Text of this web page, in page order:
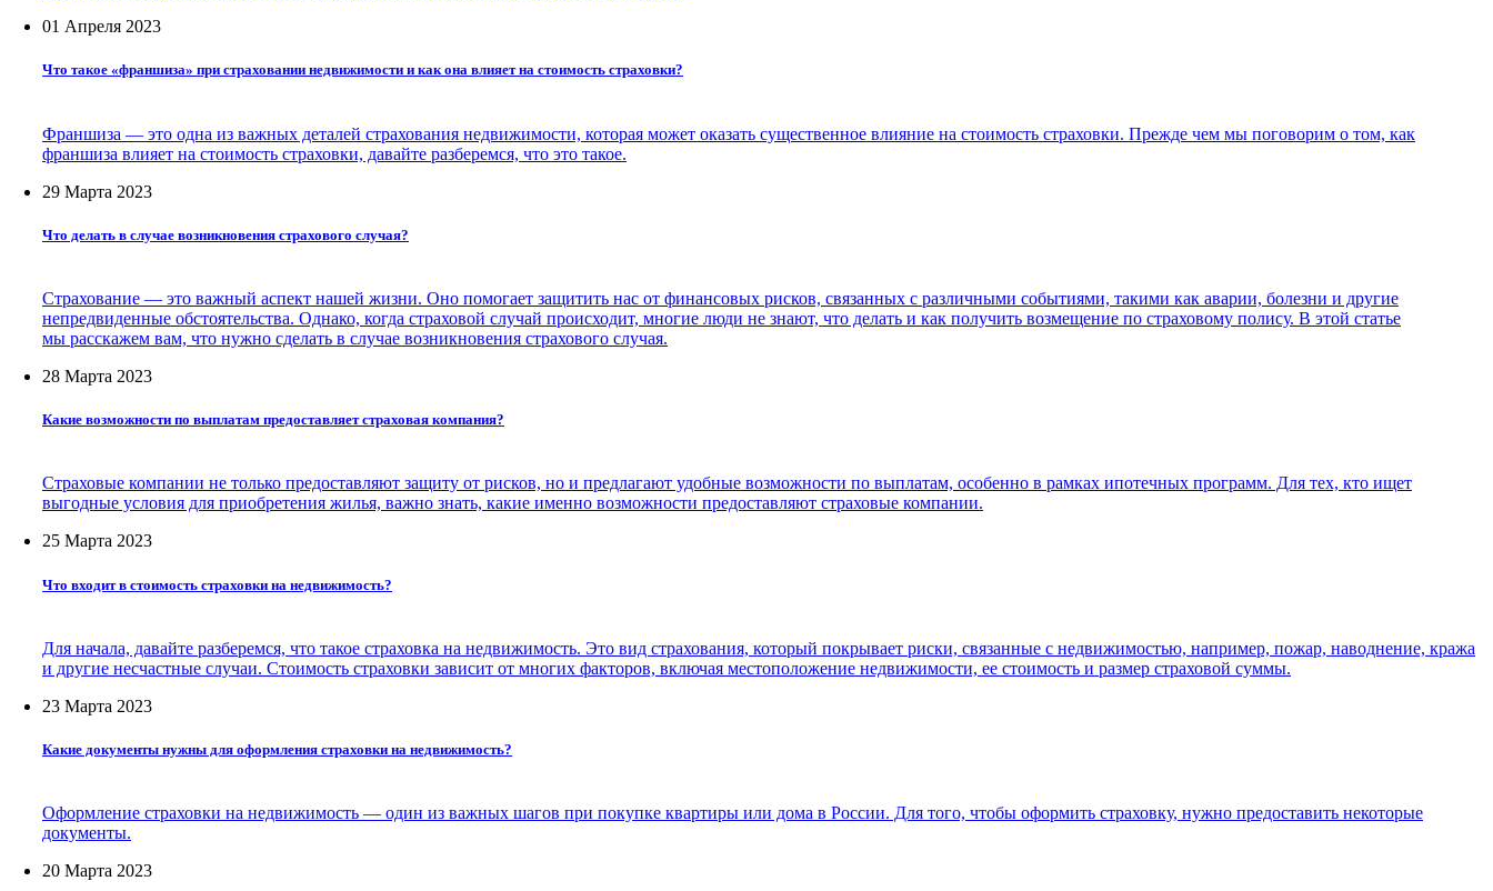
01 Апреля 2023
Что такое «франшиза» при страховании недвижимости и как она влияет на стоимость страховки?
Франшиза — это одна из важных деталей страхования недвижимости, которая может оказать существенное влияние на стоимость страховки. Прежде чем мы поговорим о том, как
франшиза влияет на стоимость страховки, давайте разберемся, что это такое.
29 Марта 2023
Что делать в случае возникновения страхового случая?
Страхование — это важный аспект нашей жизни. Оно помогает защитить нас от финансовых рисков, связанных с различными событиями, такими как аварии, болезни и другие
непредвиденные обстоятельства. Однако, когда страховой случай происходит, многие люди не знают, что делать и как получить возмещение по страховому полису. В этой статье
мы расскажем вам, что нужно сделать в случае возникновения страхового случая.
28 Марта 2023
Какие возможности по выплатам предоставляет страховая компания?
Страховые компании не только предоставляют защиту от рисков, но и предлагают удобные возможности по выплатам, особенно в рамках ипотечных программ. Для тех, кто ищет
выгодные условия для приобретения жилья, важно знать, какие именно возможности предоставляют страховые компании.
25 Марта 2023
Что входит в стоимость страховки на недвижимость?
Для начала, давайте разберемся, что такое страховка на недвижимость. Это вид страхования, который покрывает риски, связанные с недвижимостью, например, пожар, наводнение, кража
и другие несчастные случаи. Стоимость страховки зависит от многих факторов, включая местоположение недвижимости, ее стоимость и размер страховой суммы.
23 Марта 2023
Какие документы нужны для оформления страховки на недвижимость?
Оформление страховки на недвижимость — один из важных шагов при покупке квартиры или дома в России. Для того, чтобы оформить страховку, нужно предоставить некоторые
документы.
20 Марта 2023